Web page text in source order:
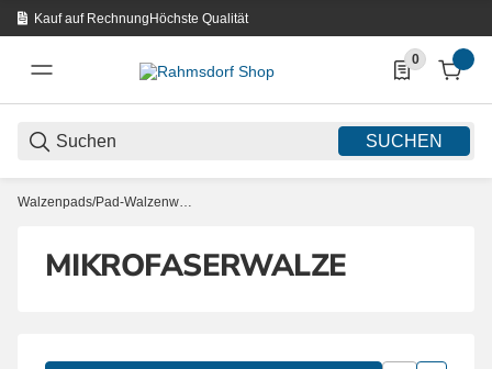
Kauf auf RechnungHöchste Qualität
SUCHEN
0
0 Produkte in
Walzenpads/Pad-Walzenwelle
MIKROFASERWALZE